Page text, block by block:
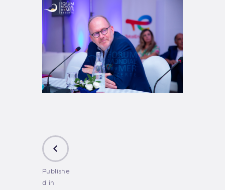
Publishe
d in